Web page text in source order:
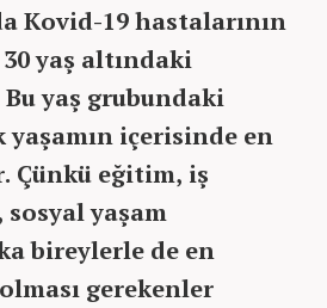
Kovid-19 hastalarının
yaş altındaki
yaş grubundaki
içerisinde en
Çünkü eğitim, iş
sosyal yaşam
bireylerle de en
gerekenler